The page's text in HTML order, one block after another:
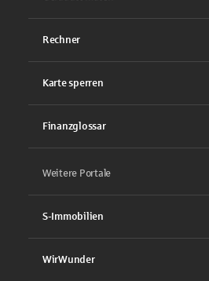
Rechner
Karte sperren
Finanzglossar
Weitere Portale
S-Immobilien
WirWunder